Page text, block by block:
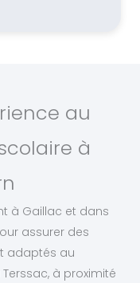
au
à
à Gaillac et dans
assurer des
adaptés au
à proximité